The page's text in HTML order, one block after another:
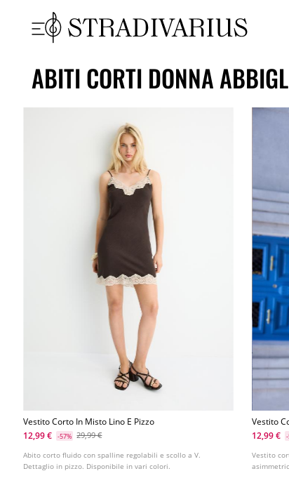
ABITI CORTI DONNA
Vestito Corto In Misto Lino E Pizzo
12,99 €
-57% 29,99 €
Abito corto fluido con spalline regolabili e scollo a V.
Dettaglio in pizzo. Disponibile in vari colori.
Vestito
12,99 €
Vestito